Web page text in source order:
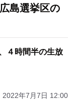
島選挙区の
４時間半の生放
2022年7月7日 12:00